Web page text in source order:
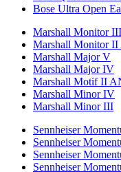
Bose Ultra Open
Marshall Monitor
Marshall Monitor
Marshall Major V
Marshall Major IV
Marshall Motif II
Marshall Minor IV
Marshall Minor III
Sennheiser
Sennheiser
Sennheiser
Sennheiser